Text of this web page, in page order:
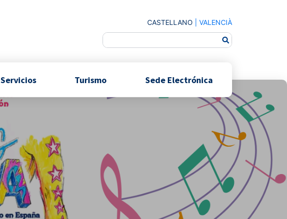
CASTELLANO VALENCIÀ
Servicios Turismo Sede Electrónica